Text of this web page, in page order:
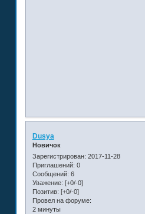
Dusya
Новичок
Зарегистрирован: 2017-11-28
Приглашений: 0
Сообщений: 6
Уважение: [+0/-0]
Позитив: [+0/-0]
Провел на форуме:
2 минуты